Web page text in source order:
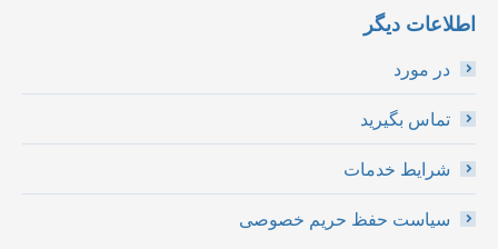
اطلاعات دیگر
در مورد
تماس بگیرید
شرایط خدمات
سیاست حفظ حریم خصوصی